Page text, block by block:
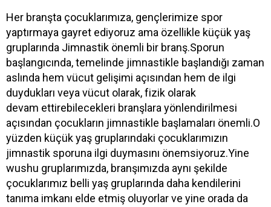
Her branşta çocuklarımıza, gençlerimize spor
yaptırmaya gayret ediyoruz ama özellikle küçük yaş
gruplarında Jimnastik önemli bir branş.Sporun
başlangıcında, temelinde jimnastikle başlandığı zaman
aslında hem vücut gelişimi açısından hem de ilgi
duydukları veya vücut olarak, fizik olarak
devam ettirebilecekleri branşlara yönlendirilmesi
açısından çocukların jimnastikle başlamaları önemli.O
yüzden küçük yaş gruplarındaki çocuklarımızın
jimnastik sporuna ilgi duymasını önemsiyoruz.Yine
wushu gruplarımızda, branşımızda aynı şekilde
çocuklarımız belli yaş gruplarında daha kendilerini
tanıma imkanı elde etmiş oluyorlar ve yine orada da